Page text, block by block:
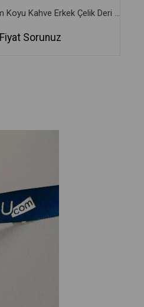
Modern Tasarım Koyu Kahve Erkek Çelik Deri Bileklik
Fiyat Sorunuz